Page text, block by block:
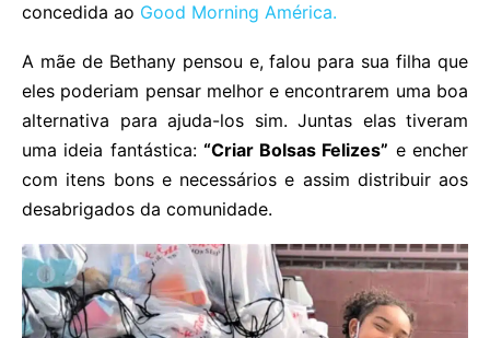
concedida ao Good Morning América.
A mãe de Bethany pensou e, falou para sua filha que
eles poderiam pensar melhor e encontrarem uma boa
alternativa para ajuda-los sim. Juntas elas tiveram
uma ideia fantástica: “Criar Bolsas Felizes” e encher
com itens bons e necessários e assim distribuir aos
desabrigados da comunidade.